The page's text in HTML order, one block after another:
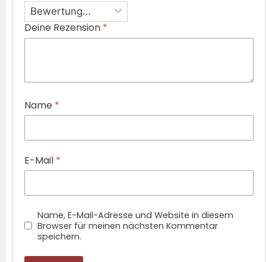
Deine Rezension *
Name *
E-Mail *
Name, E-Mail-Adresse und Website in diesem
Browser für meinen nächsten Kommentar
speichern.